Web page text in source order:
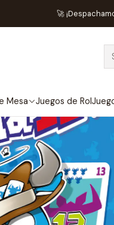
Mesa Juegos de Rol
🚀 Home